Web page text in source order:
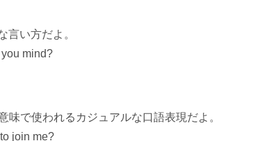
言い方だよ。
mind?
で使われるカジュアルな口語表現だよ。
join me?